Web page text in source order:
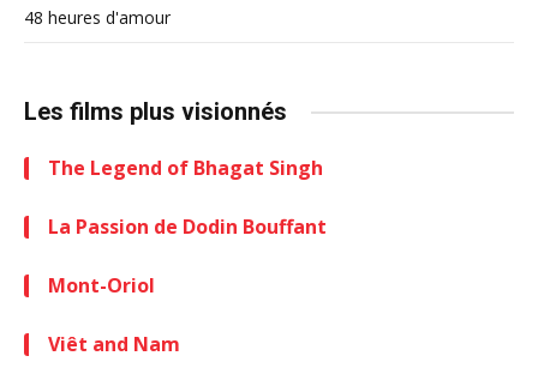
48 heures d'amour
Les films plus visionnés
The Legend of Bhagat Singh
La Passion de Dodin Bouffant
Mont-Oriol
Viêt and Nam